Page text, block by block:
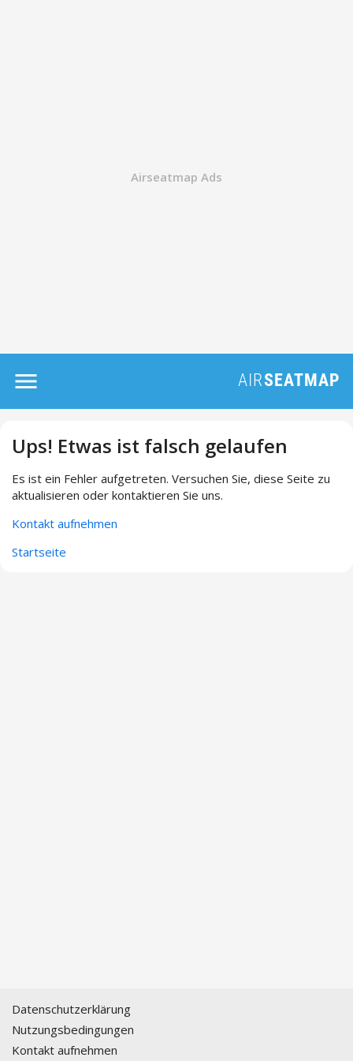
Ups! Etwas ist falsch gelaufen
Es ist ein Fehler aufgetreten. Versuchen Sie, diese Seite zu
aktualisieren oder kontaktieren Sie uns.
Kontakt aufnehmen
Startseite
Datenschutzerklärung
Nutzungsbedingungen
Kontakt aufnehmen